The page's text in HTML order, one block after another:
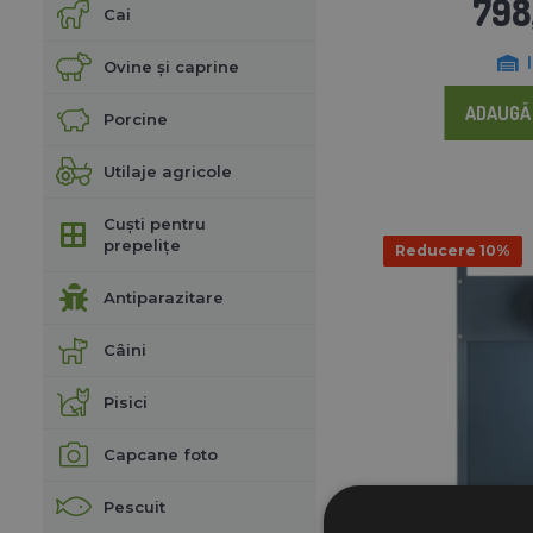
Cai
Ovine și caprine
Porcine
Utilaje agricole
Cuști pentru
prepelițe
Antiparazitare
Câini
Pisici
Capcane foto
Pescuit
Reducere 10%